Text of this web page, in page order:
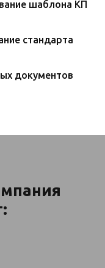
шаблона КП
стандарта
документов